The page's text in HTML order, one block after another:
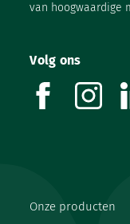
van hoogwaardige
Onze producten
Volg ons